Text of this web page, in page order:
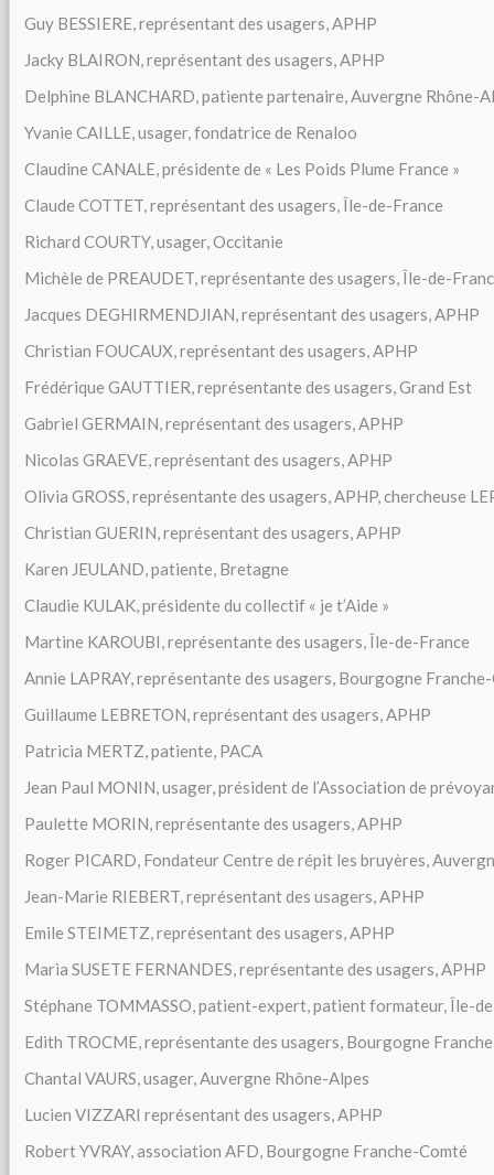
Guy BESSIERE, représentant des usagers, APHP
Jacky BLAIRON, représentant des usagers, APHP
Delphine BLANCHARD, patiente partenaire, Auvergne Rhône-
Yvanie CAILLE, usager, fondatrice de Renaloo
Claudine CANALE, présidente de « Les Poids Plume France »
Claude COTTET, représentant des usagers, Île-de-France
Richard COURTY, usager, Occitanie
Michèle de PREAUDET, représentante des usagers, Île-de-
Jacques DEGHIRMENDJIAN, représentant des usagers, APHP
Christian FOUCAUX, représentant des usagers, APHP
Frédérique GAUTTIER, représentante des usagers, Grand Est
Gabriel GERMAIN, représentant des usagers, APHP
Nicolas GRAEVE, représentant des usagers, APHP
Olivia GROSS, représentante des usagers, APHP, chercheuse
Christian GUERIN, représentant des usagers, APHP
Karen JEULAND, patiente, Bretagne
Claudie KULAK, présidente du collectif « je t’Aide »
Martine KAROUBI, représentante des usagers, Île-de-France
Annie LAPRAY, représentante des usagers, Bourgogne
Guillaume LEBRETON, représentant des usagers, APHP
Patricia MERTZ, patiente, PACA
Jean Paul MONIN, usager, président de l’Association de
Paulette MORIN, représentante des usagers, APHP
Roger PICARD, Fondateur Centre de répit les bruyères,
Jean-Marie RIEBERT, représentant des usagers, APHP
Emile STEIMETZ, représentant des usagers, APHP
Maria SUSETE FERNANDES, représentante des usagers, APHP
Stéphane TOMMASSO, patient-expert, patient formateur, Île-
Edith TROCME, représentante des usagers, Bourgogne
Chantal VAURS, usager, Auvergne Rhône-Alpes
Lucien VIZZARI représentant des usagers, APHP
Robert YVRAY, association AFD, Bourgogne Franche-Comté